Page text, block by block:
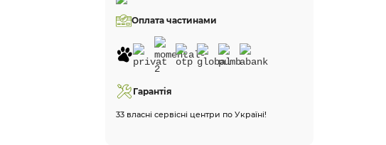
Оплата частинами
Гарантія
33 власні сервісні центри по Україні!